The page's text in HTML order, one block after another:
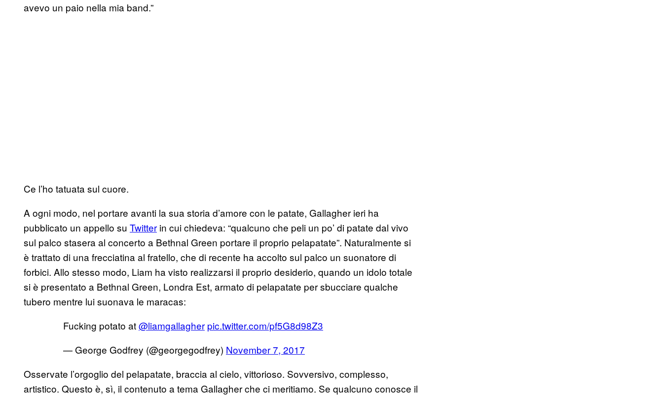
avevo un paio nella mia band.”
Ce l’ho tatuata sul cuore.
A ogni modo, nel portare avanti la sua storia d’amore con le patate, Gallagher ieri ha
pubblicato un appello su Twitter in cui chiedeva: “qualcuno che peli un po’ di patate dal vivo
sul palco stasera al concerto a Bethnal Green portare il proprio pelapatate”. Naturalmente si
è trattato di una frecciatina al fratello, che di recente ha accolto sul palco un suonatore di
forbici. Allo stesso modo, Liam ha visto realizzarsi il proprio desiderio, quando un idolo totale
si è presentato a Bethnal Green, Londra Est, armato di pelapatate per sbucciare qualche
tubero mentre lui suonava le maracas:
Fucking potato at@liamgallagher pic.twitter.com/pf5G8d98Z3
— George Godfrey (@georgegodfrey) November 7, 2017
Osservate l’orgoglio del pelapatate, braccia al cielo, vittorioso. Sovversivo, complesso,
artistico. Questo è, sì, il contenuto a tema Gallagher che ci meritiamo. Se qualcuno conosce il